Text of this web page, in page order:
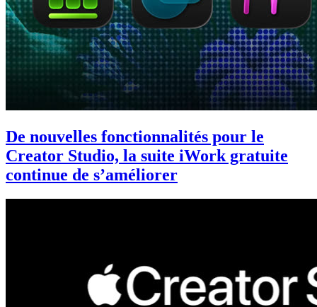
De nouvelles fonctionnalités pour le
Creator Studio, la suite iWork gratuite
continue de s’améliorer